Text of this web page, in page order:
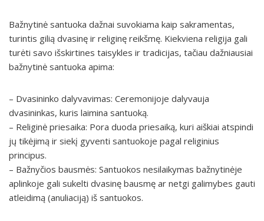
Bažnytinė santuoka dažnai suvokiama kaip sakramentas,
turintis gilią dvasinę ir religinę reikšmę. Kiekviena religija gali
turėti savo išskirtines taisykles ir tradicijas, tačiau dažniausiai
bažnytinė santuoka apima:
– Dvasininko dalyvavimas: Ceremonijoje dalyvauja
dvasininkas, kuris laimina santuoką.
– Religinė priesaika: Pora duoda priesaiką, kuri aiškiai atspindi
jų tikėjimą ir siekį gyventi santuokoje pagal religinius
principus.
– Bažnyčios bausmės: Santuokos nesilaikymas bažnytinėje
aplinkoje gali sukelti dvasinę bausmę ar netgi galimybes gauti
atleidimą (anuliaciją) iš santuokos.